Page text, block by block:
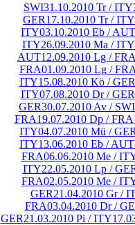
SWI31.10.2010 Tr / ITY
GER17.10.2010 Tr / ITY
ITY03.10.2010 Eb / AUT
ITY26.09.2010 Ma / ITY
AUT12.09.2010 Lg / FRA
FRA01.09.2010 Lg / FRA
ITY15.08.2010 Kö / GER
ITY07.08.2010 Dr / GER
GER30.07.2010 Av / SWI
FRA19.07.2010 Dp / FRA
ITY04.07.2010 Mü / GER
ITY13.06.2010 Eb / AUT
FRA06.06.2010 Me /
ITY22.05.2010 Lp /
FRA02.05.2010 Me /
GER21.04.2010 Gr /
FRA03.04.2010 Dr /
GER21.03.2010 Pi / ITY